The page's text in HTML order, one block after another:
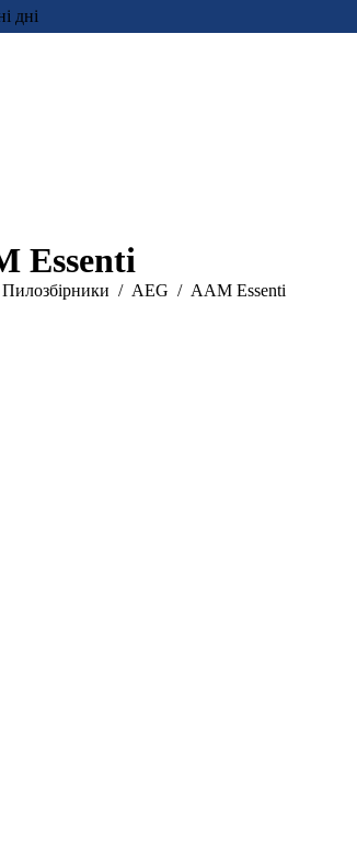
дні
Essenti
Пилозбірники AEG AAM Essenti